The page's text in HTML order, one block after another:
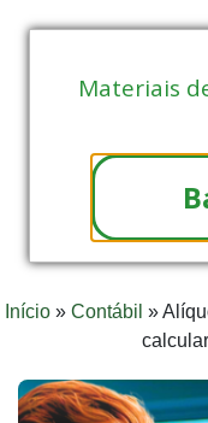
Materiais
Início » Contábil »